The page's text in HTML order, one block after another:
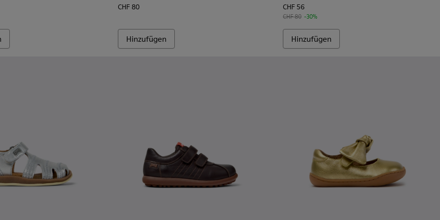
CHF 80
Hinzufügen
CHF 56
CHF 80 -30%
Hinzufügen